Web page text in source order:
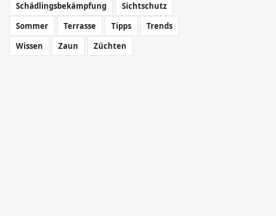
Schädlingsbekämpfung
Sichtschutz
Sommer
Terrasse Tipps
Trends
Wissen
Zaun Züchten